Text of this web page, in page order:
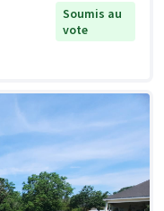
Soumis au
vote